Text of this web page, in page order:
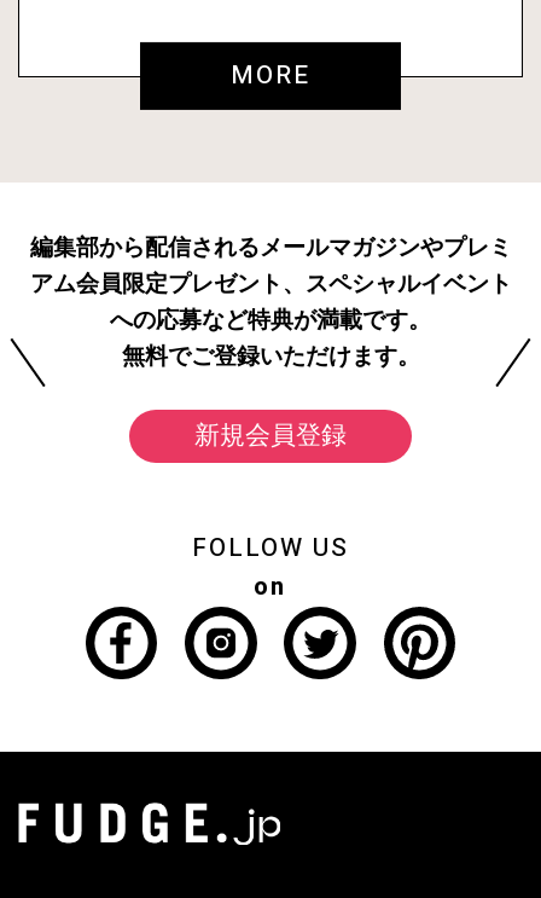
MORE
編集部から配信されるメールマガジンやプレミ
アム会員限定プレゼント、スペシャルイベント
への応募など特典が満載です。
無料でご登録いただけます。
新規会員登録
FOLLOW US
on